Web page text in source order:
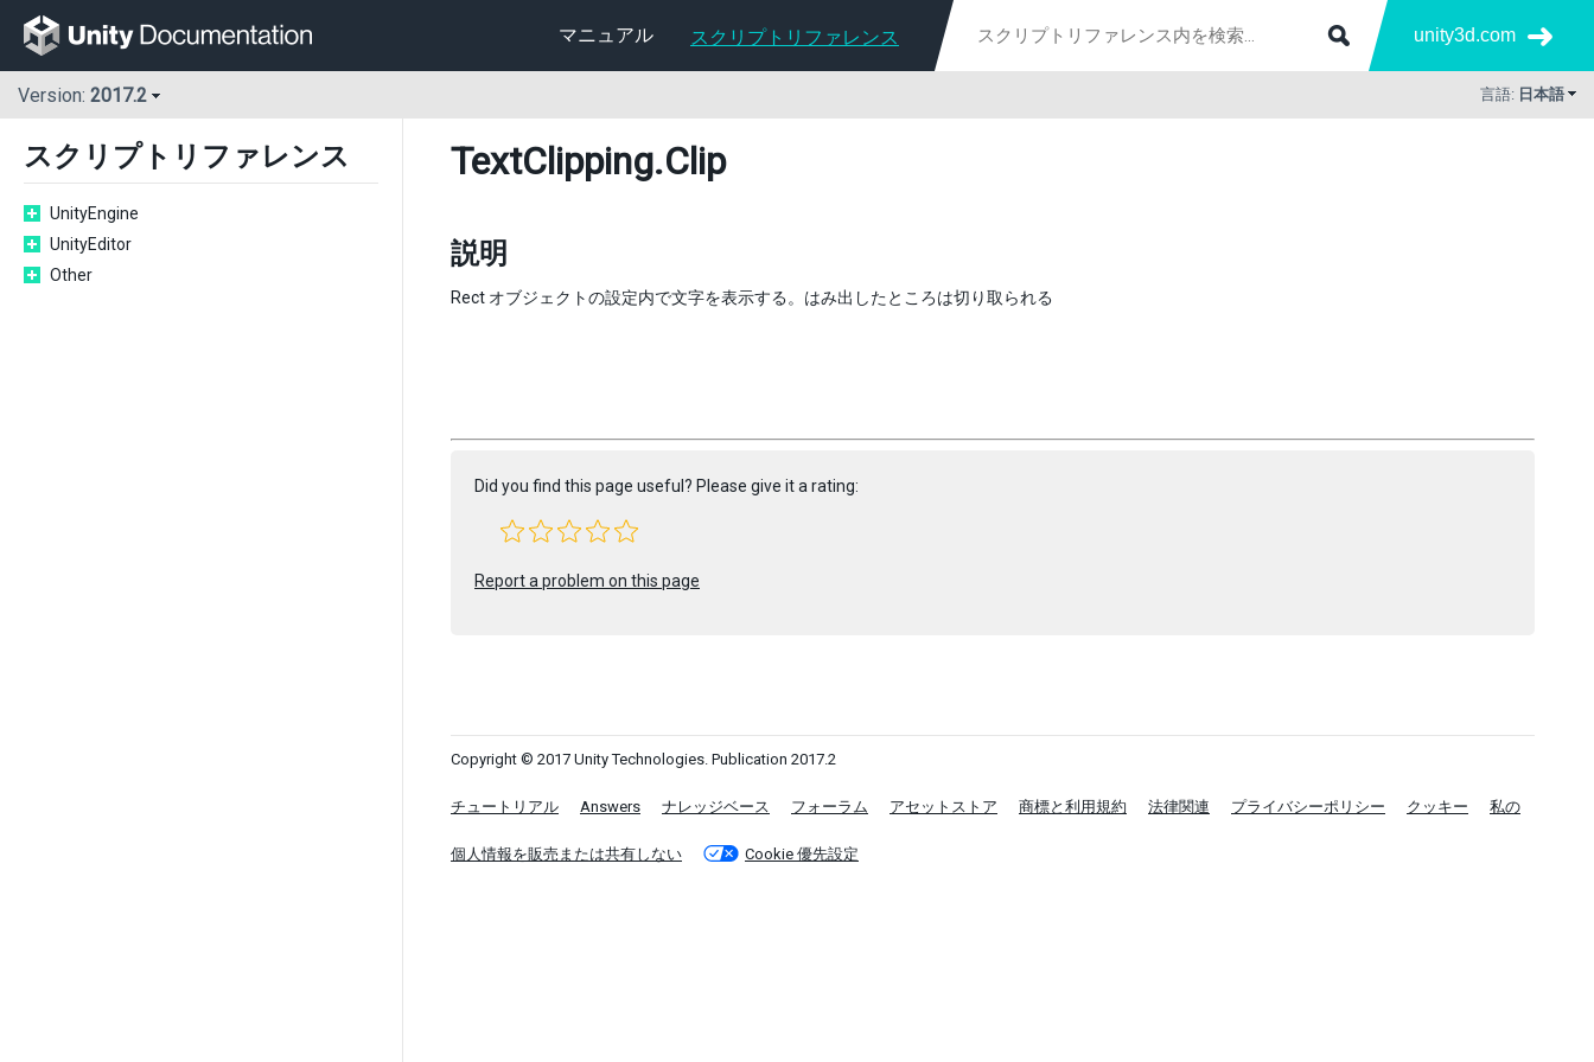
マニュアル スクリプトリファレンス unity3d.com
Version: 2017.2 言語: 日本語
スクリプトリファレンス
UnityEngine
UnityEditor
Other
TextClipping.Clip
説明
Rect オブジェクトの設定内で文字を表示する。はみ出したところは切り取られる
Did you find this page useful? Please give it a rating:
Report a problem on this page
Copyright © 2017 Unity Technologies. Publication 2017.2
チュートリアル Answers ナレッジベース フォーラム アセットストア 商標と利用規約 法律関連 プライバシーポリシー クッキー 私の
個人情報を販売または共有しない Cookie 優先設定